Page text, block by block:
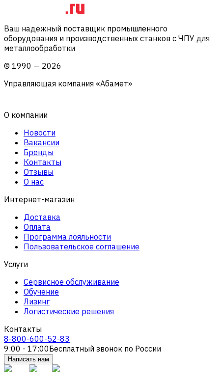
Ваш надежный поставщик промышленного
оборудования и производственных станков с ЧПУ для
металлообработки
© 1990 — 2026
Управляющая компания «Абамет»
О компании
Новости
Вакансии
Бренды
Контакты
Отзывы
О нас
Интернет-магазин
Доставка
Оплата
Программа лояльности
Пользовательское соглашение
Услуги
Сервисное обслуживание
Обучение
Лизинг
Логистические решения
Контакты
8-800-600-52-83
9:00 - 17:00Бесплатный звонок по России
Написать нам